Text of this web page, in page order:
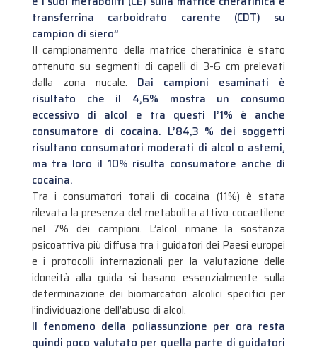
transferrina carboidrato carente (CDT) su
campion di siero”.
Il campionamento della matrice cheratinica è stato
ottenuto su segmenti di capelli di 3-6 cm prelevati
dalla zona nucale. Dai campioni esaminati è
risultato che il 4,6% mostra un consumo
eccessivo di alcol e tra questi l’1% è anche
consumatore di cocaina. L’84,3 % dei soggetti
risultano consumatori moderati di alcol o astemi,
ma tra loro il 10% risulta consumatore anche di
cocaina.
Tra i consumatori totali di cocaina (11%) è stata
rilevata la presenza del metabolita attivo cocaetilene
nel 7% dei campioni. L’alcol rimane la sostanza
psicoattiva più diffusa tra i guidatori dei Paesi europei
e i protocolli internazionali per la valutazione delle
idoneità alla guida si basano essenzialmente sulla
determinazione dei biomarcatori alcolici specifici per
l’individuazione dell’abuso di alcol.
Il fenomeno della poliassunzione per ora resta
quindi poco valutato per quella parte di guidatori